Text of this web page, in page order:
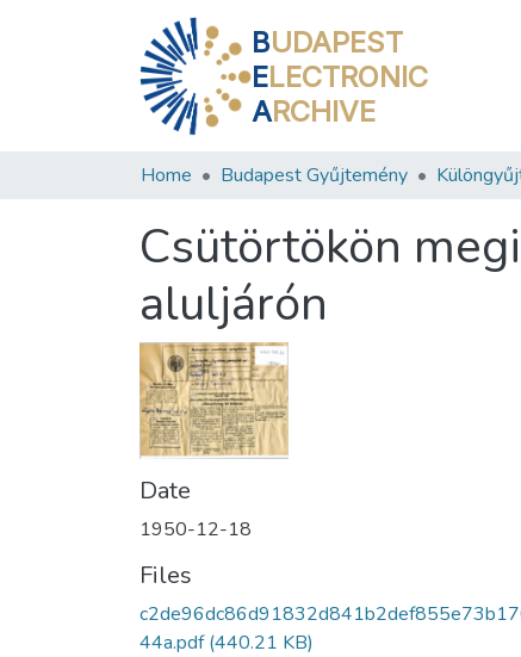
BUDAPEST
ELECTRONIC
ARCHIVE
Home Budapest Gyűjtemény
Csütörtökön
aluljárón
Date
1950-12-18
Files
44a.pdf(440.21 KB)